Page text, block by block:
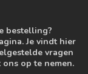
bestelling?
Je vindt hier
vragen
op te nemen.